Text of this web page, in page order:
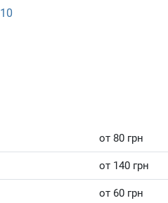
от 80 грн
от 140 грн
от 60 грн